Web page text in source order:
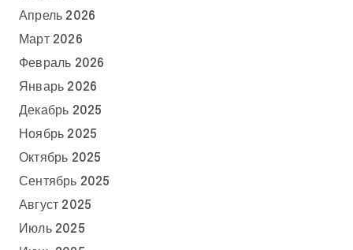
Апрель 2026
Март 2026
Февраль 2026
Январь 2026
Декабрь 2025
Ноябрь 2025
Октябрь 2025
Сентябрь 2025
Август 2025
Июль 2025